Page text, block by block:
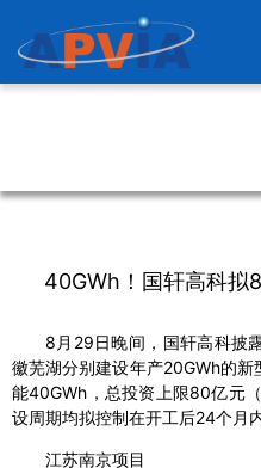
40GWh！国轩高科拟
8月29日晚间，国轩高科披
徽芜湖分别建设年产20GWh的
能40GWh，总投资上限80亿元
设周期均拟控制在开工后24个月内
江苏南京项目